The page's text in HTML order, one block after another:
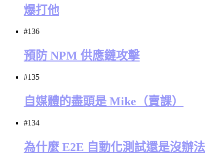
爆打他
#136
預防 NPM 供應鏈攻擊
#135
自媒體的盡頭是 Mike（賣課）
#134
為什麼 E2E 自動化測試還是沒辦法